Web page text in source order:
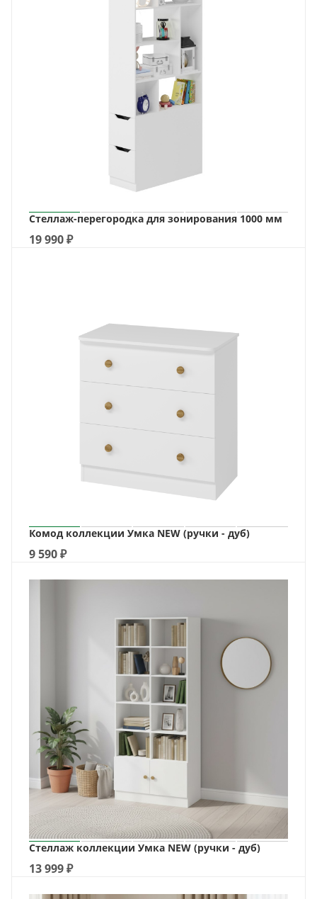
Стеллаж-перегородка для зонирования 1000 мм
19 990₽
Комод коллекции Умка NEW (ручки - дуб)
9 590₽
Стеллаж коллекции Умка NEW (ручки - дуб)
13 999₽